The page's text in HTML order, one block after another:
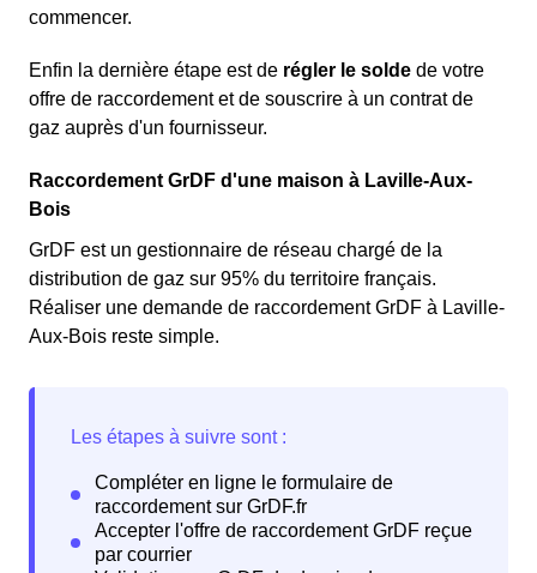
commencer.
Enfin la dernière étape est de régler le solde de votre
offre de raccordement et de souscrire à un contrat de
gaz auprès d'un fournisseur.
Raccordement GrDF d'une maison à Laville-Aux-
Bois
GrDF est un gestionnaire de réseau chargé de la
distribution de gaz sur 95% du territoire français.
Réaliser une demande de raccordement GrDF à Laville-
Aux-Bois reste simple.